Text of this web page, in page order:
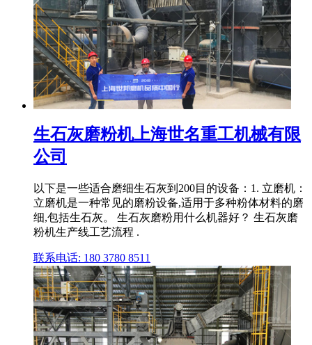
生石灰磨粉机上海世名重工机械有限
公司
以下是一些适合磨细生石灰到200目的设备：1. 立磨机：
立磨机是一种常见的磨粉设备,适用于多种粉体材料的磨
细,包括生石灰。 生石灰磨粉用什么机器好？ 生石灰磨
粉机生产线工艺流程 .
联系电话: 180 3780 8511